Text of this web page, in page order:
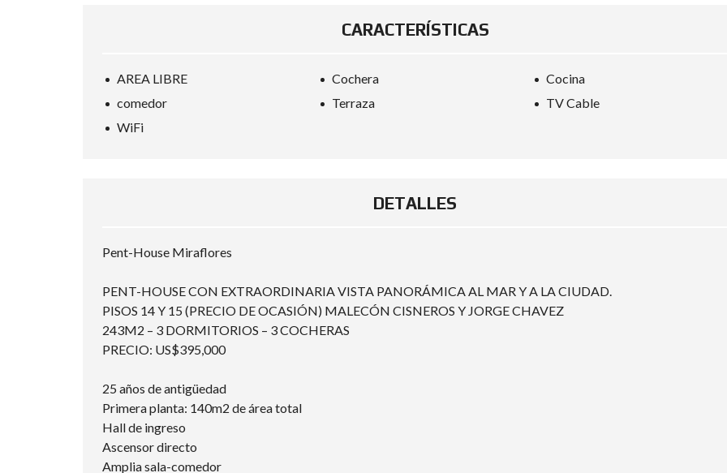
CARACTERÍSTICAS
AREA LIBRE Cochera
Cocina
comedor
Terraza
TV Cable
WiFi
DETALLES
Pent-House Miraflores
PENT-HOUSE CON EXTRAORDINARIA VISTA PANORÁMICA AL MAR Y A LA CIUDAD.
PISOS 14 Y 15 (PRECIO DE OCASIÓN) MALECÓN CISNEROS Y JORGE CHAVEZ
243M2 – 3 DORMITORIOS – 3 COCHERAS
PRECIO: US$395,000
25 años de antigüedad
Primera planta: 140m2 de área total
Hall de ingreso
Ascensor directo
Amplia sala-comedor